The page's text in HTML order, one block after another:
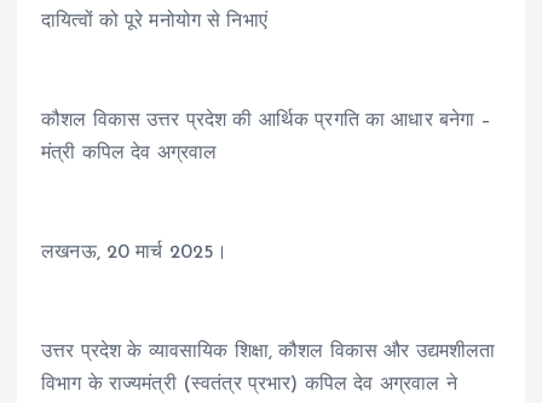
दायित्वों को पूरे मनोयोग से निभाएं
कौशल विकास उत्तर प्रदेश की आर्थिक प्रगति का आधार बनेगा –
मंत्री कपिल देव अग्रवाल
लखनऊ, 20 मार्च 2025।
उत्तर प्रदेश के व्यावसायिक शिक्षा, कौशल विकास और उद्यमशीलता
विभाग के राज्यमंत्री (स्वतंत्र प्रभार) कपिल देव अग्रवाल ने